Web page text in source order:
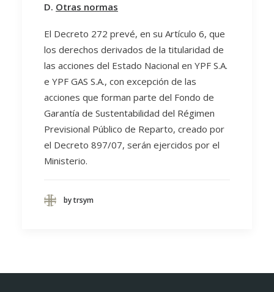
D. Otras normas
El Decreto 272 prevé, en su Artículo 6, que
los derechos derivados de la titularidad de
las acciones del Estado Nacional en YPF S.A.
e YPF GAS S.A., con excepción de las
acciones que forman parte del Fondo de
Garantía de Sustentabilidad del Régimen
Previsional Público de Reparto, creado por
el Decreto 897/07, serán ejercidos por el
Ministerio.
by trsym